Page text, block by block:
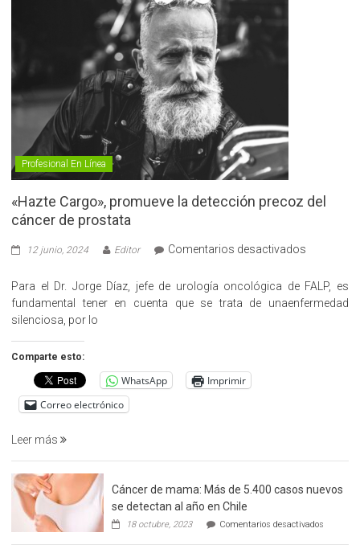
Profesional En Línea
«Hazte Cargo», promueve la detección precoz del
cáncer de prostata
12 junio, 2024 Editor Comentarios desactivados
Cargo»,
promueve
Para el Dr. Jorge Díaz, jefe de urología oncológica de FALP, es
fundamental tener en cuenta que se trata de unaenfermedad
silenciosa, por lo
Comparte esto:
WhatsApp
Imprimir
Correo electrónico
Leer más
Cáncer de mama: Más de 5.400 casos nuevos
se detectan al año en Chile
18 octubre, 2023 Comentarios desactivados
de